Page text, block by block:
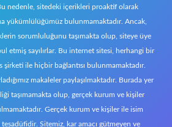
nedenle, sitedeki içerikleri proaktif olarak
yükümlülüğümüz bulunmamaktadır. Ancak,
sorumluluğunu taşımakta olup, siteye üye
etmiş sayılırlar. Bu internet sitesi, herhangi bir
şirketi ile hiçbir bağlantısı bulunmamaktadır.
makaleler paylaşılmaktadır. Burada yer
taşımamakta olup, gerçek kurum ve kişiler
Gerçek kurum ve kişiler ile isim
Sitemiz, kar amacı gütmeyen ve